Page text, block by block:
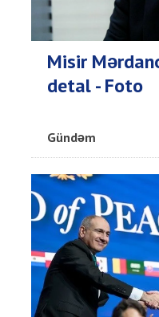
Misir
detal - Foto
Gündəm